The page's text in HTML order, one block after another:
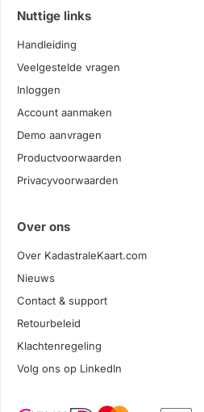
Nuttige links
Handleiding
Veelgestelde vragen
Inloggen
Account aanmaken
Demo aanvragen
Productvoorwaarden
Privacyvoorwaarden
Over ons
Over KadastraleKaart.com
Nieuws
Contact & support
Retourbeleid
Klachtenregeling
Volg ons op LinkedIn